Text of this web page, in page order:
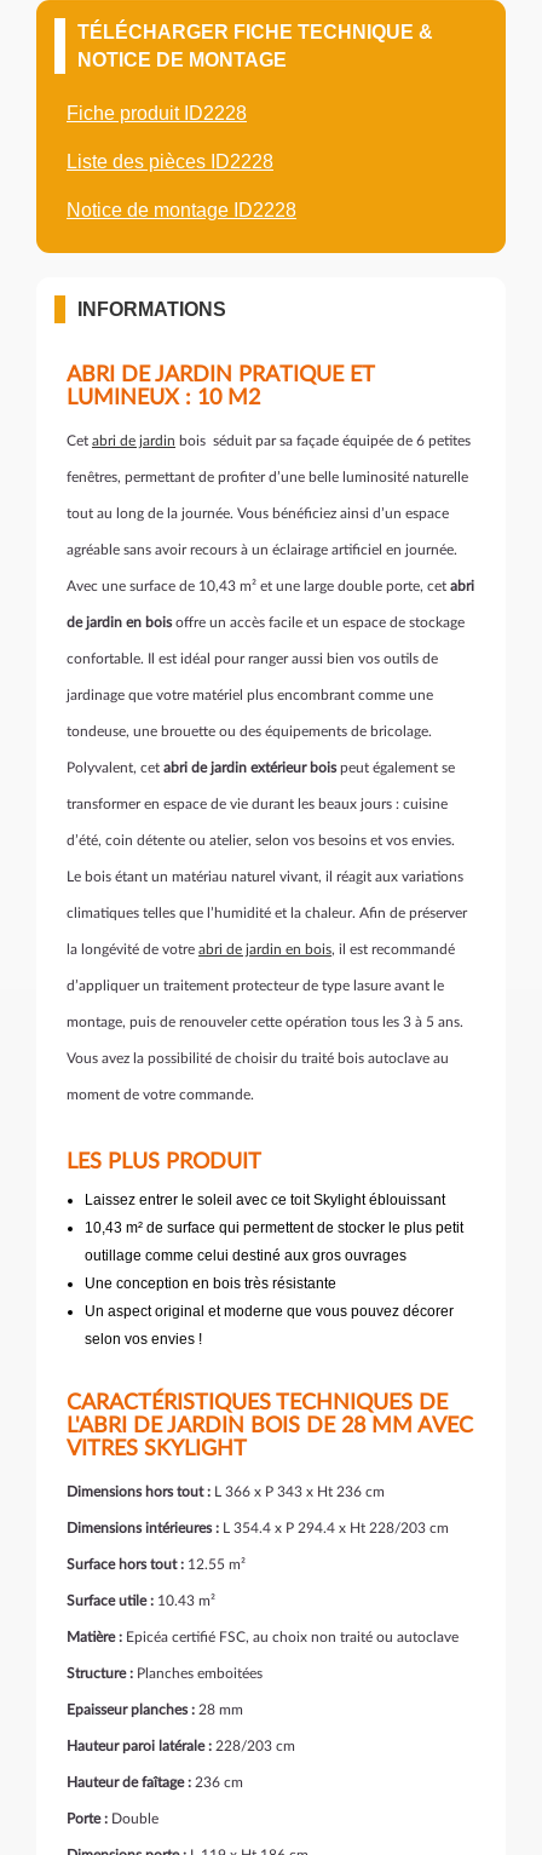
TÉLÉCHARGER FICHE TECHNIQUE &
NOTICE DE MONTAGE
Fiche produit ID2228
Liste des pièces ID2228
Notice de montage ID2228
INFORMATIONS
ABRI DE JARDIN PRATIQUE ET
LUMINEUX : 10 M2
Cet abri de jardin bois séduit par sa façade équipée de 6 petites
fenêtres, permettant de profiter d’une belle luminosité naturelle
tout au long de la journée. Vous bénéficiez ainsi d’un espace
agréable sans avoir recours à un éclairage artificiel en journée.
Avec une surface de 10,43 m² et une large double porte, cet abri
de jardin en boisoffre un accès facile et un espace de stockage
confortable. Il est idéal pour ranger aussi bien vos outils de
jardinage que votre matériel plus encombrant comme une
tondeuse, une brouette ou des équipements de bricolage.
Polyvalent, cet abri de jardin extérieur boispeut également se
transformer en espace de vie durant les beaux jours : cuisine
d’été, coin détente ou atelier, selon vos besoins et vos envies.
Le bois étant un matériau naturel vivant, il réagit aux variations
climatiques telles que l’humidité et la chaleur. Afin de préserver
la longévité de votre abri de jardin en bois, il est recommandé
d’appliquer un traitement protecteur de type lasure avant le
montage, puis de renouveler cette opération tous les 3 à 5 ans.
Vous avez la possibilité de choisir du traité bois autoclave au
moment de votre commande.
LES PLUS PRODUIT
Laissez entrer le soleil avec ce toit Skylight éblouissant
10,43 m² de surface qui permettent de stocker le plus petit
outillage comme celui destiné aux gros ouvrages
Une conception en bois très résistante
Un aspect original et moderne que vous pouvez décorer
selon vos envies !
CARACTÉRISTIQUES TECHNIQUES DE
L'ABRI DE JARDIN BOIS DE 28 MM AVEC
VITRES SKYLIGHT
Dimensions hors tout : L 366 x P 343 x Ht 236 cm
Dimensions intérieures : L 354.4 x P 294.4 x Ht 228/203 cm
Surface hors tout : 12.55 m²
Surface utile : 10.43 m²
Matière : Epicéa certifié FSC, au choix non traité ou autoclave
Structure : Planches emboitées
Epaisseur planches : 28 mm
Hauteur paroi latérale : 228/203 cm
Hauteur de faîtage : 236 cm
Porte : Double